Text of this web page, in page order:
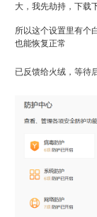
大，我先劫持，下载
所以这个设置里有个
也能恢复正常
已反馈给火绒，等待